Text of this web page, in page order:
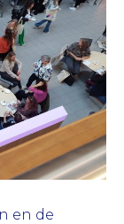
en de